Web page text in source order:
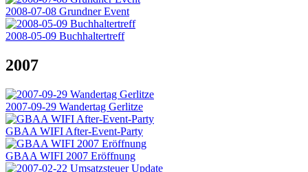
2008-07-08 Grundner Event
2008-05-09 Buchhaltertreff
2007
2007-09-29 Wandertag Gerlitze
GBAA WIFI After-Event-Party
GBAA WIFI 2007 Eröffnung